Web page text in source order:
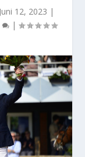
Juni 12, 2023 |
|